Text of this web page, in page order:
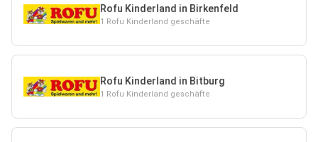
Rofu Kinderland in Birkenfeld
1 Rofu Kinderland geschäfte
Rofu Kinderland in Bitburg
1 Rofu Kinderland geschäfte